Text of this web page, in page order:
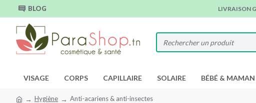
BLOG LIVRAISON
VISAGE CORPS CAPILLAIRE SOLAIRE BÉBÉ & MAMAN
Hygiène Anti-acariens & anti-insectes